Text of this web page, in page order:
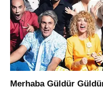
Merhaba Güldür